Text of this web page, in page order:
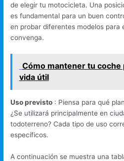
de elegir tu motocicleta. Una
es fundamental para un buen
en probar diferentes modelos para
convenga.
Cómo mantener tu coche
vida útil
Uso previsto : Piensa para qué
¿Se utilizará principalmente en
todoterreno? Cada tipo de uso
específicos.
A continuación se muestra una